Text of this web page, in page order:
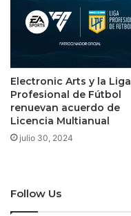
Electronic Arts y la Liga
Profesional de Fútbol
renuevan acuerdo de
Licencia Multianual
julio 30, 2024
Follow Us